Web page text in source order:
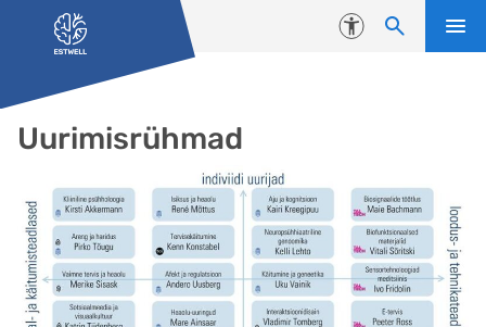
Liigu edasi põhisisu juurde
Juurdepääsetavus
Uurimisrühmad